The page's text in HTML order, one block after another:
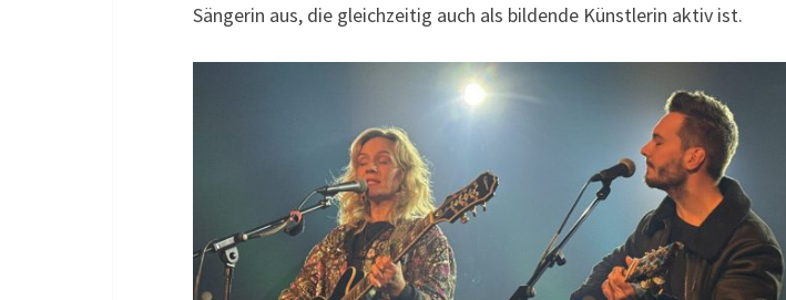
Sängerin aus, die gleichzeitig auch als bildende Künstlerin aktiv ist.